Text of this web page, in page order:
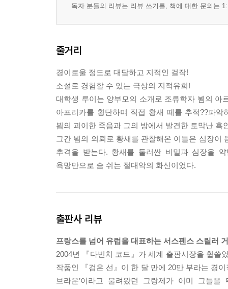
독자 분들의 리뷰는 리뷰 쓰기를, 책에 대한 문의는
줄거리
경이로울 정도로 대담하고 지적인 걸작!
소설로 경험할 수 있는 극상의 지적유희!
대학생 루이는 양부모의 소개로 조류학자 뵘의 아
아프리카를 횡단하며 직접 황새 떼를 추적??파
뵘의 괴이한 죽음과 그의 방에서 발견한 토막난
그간 뵘의 의뢰로 황새를 관찰해온 이들은 심장이
추격을 받는다. 황새를 둘러싼 비밀과 심장을
욕망만으로 숨 쉬는 절대악의 화신이었다.
출판사 리뷰
프랑스를 넘어 유럽을 대표하는 서스펜스 스릴러
2004년 『다빈치 코드』가 세계 출판시장을 휩쓸
작품인 『검은 선』이 한 달 만에 20만 부라는 경
브라운’이라고 불려왔던 그랑제가 이미 그들